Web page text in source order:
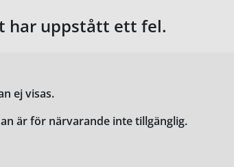
har uppstått ett fel.
ej visas.
är för närvarande inte tillgänglig.